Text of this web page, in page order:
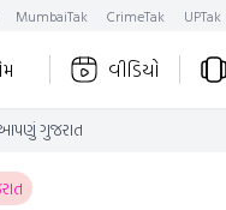
MumbaiTak CrimeTak UPTak
વીડિયો
ગુજરાત